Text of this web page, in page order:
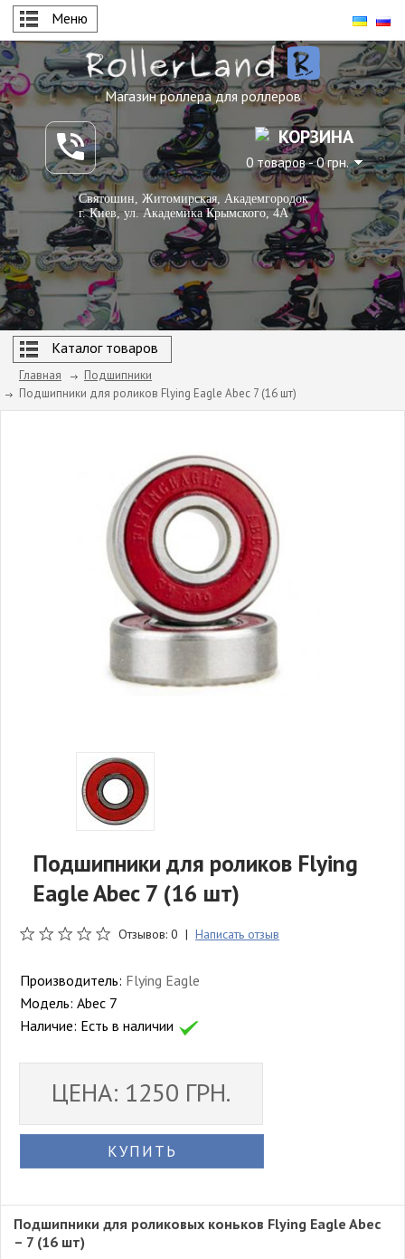
Меню
Магазин роллера для роллеров
КОРЗИНА
0 товаров - 0 грн.
Святошин, Житомирская, Академгородок
г. Киев, ул. Академика Крымского, 4А
Каталог товаров
Главная
Подшипники
Подшипники для роликов Flying Eagle Abec 7 (16 шт)
Подшипники для роликов Flying
Eagle Abec 7 (16 шт)
Отзывов: 0 | Написать отзыв
Производитель: Flying Eagle
Модель: Abec 7
Наличие: Есть в наличии
ЦЕНА: 1250 ГРН.
КУПИТЬ
Подшипники для роликовых коньков Flying Eagle Abec
– 7 (16 шт)